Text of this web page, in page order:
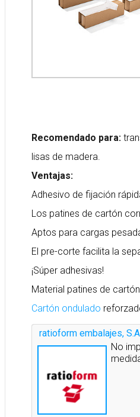
Recomendado para:
lisas de madera.
Ventajas:
Adhesivo de fijación
Los patines de cartón
Aptos para cargas
El pre-corte facilita la
¡Súper adhesivas!
Material patines de
Cartón ondulado
ratioform embalajes,
No